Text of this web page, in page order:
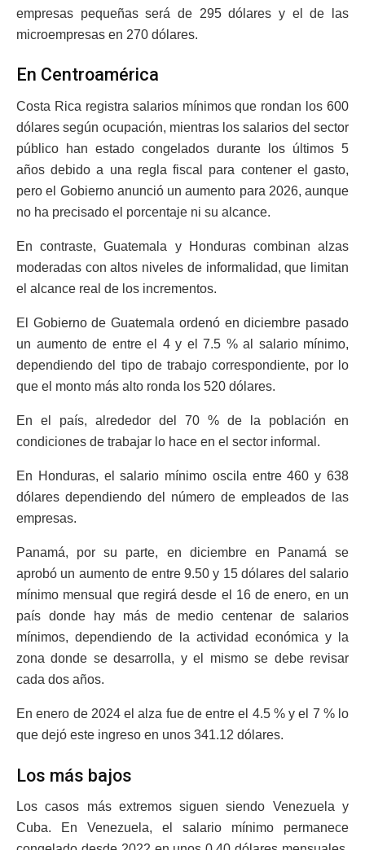
empresas pequeñas será de 295 dólares y el de las
microempresas en 270 dólares.
En Centroamérica
Costa Rica registra salarios mínimos que rondan los 600
dólares según ocupación, mientras los salarios del sector
público han estado congelados durante los últimos 5
años debido a una regla fiscal para contener el gasto,
pero el Gobierno anunció un aumento para 2026, aunque
no ha precisado el porcentaje ni su alcance.
En contraste, Guatemala y Honduras combinan alzas
moderadas con altos niveles de informalidad, que limitan
el alcance real de los incrementos.
El Gobierno de Guatemala ordenó en diciembre pasado
un aumento de entre el 4 y el 7.5 % al salario mínimo,
dependiendo del tipo de trabajo correspondiente, por lo
que el monto más alto ronda los 520 dólares.
En el país, alrededor del 70 % de la población en
condiciones de trabajar lo hace en el sector informal.
En Honduras, el salario mínimo oscila entre 460 y 638
dólares dependiendo del número de empleados de las
empresas.
Panamá, por su parte, en diciembre en Panamá se
aprobó un aumento de entre 9.50 y 15 dólares del salario
mínimo mensual que regirá desde el 16 de enero, en un
país donde hay más de medio centenar de salarios
mínimos, dependiendo de la actividad económica y la
zona donde se desarrolla, y el mismo se debe revisar
cada dos años.
En enero de 2024 el alza fue de entre el 4.5 % y el 7 % lo
que dejó este ingreso en unos 341.12 dólares.
Los más bajos
Los casos más extremos siguen siendo Venezuela y
Cuba. En Venezuela, el salario mínimo permanece